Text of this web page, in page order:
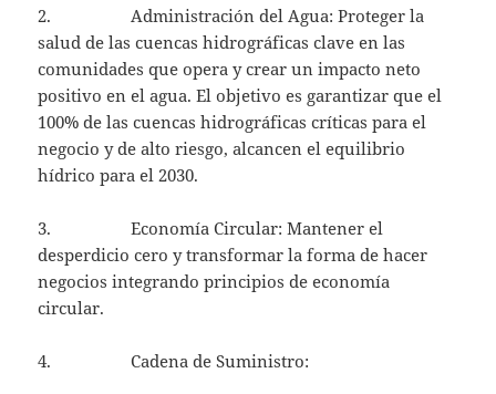
2. Administración del Agua: Proteger la
salud de las cuencas hidrográficas clave en las
comunidades que opera y crear un impacto neto
positivo en el agua. El objetivo es garantizar que el
100% de las cuencas hidrográficas críticas para el
negocio y de alto riesgo, alcancen el equilibrio
hídrico para el 2030.
3. Economía Circular: Mantener el
desperdicio cero y transformar la forma de hacer
negocios integrando principios de economía
circular.
4. Cadena de Suministro: